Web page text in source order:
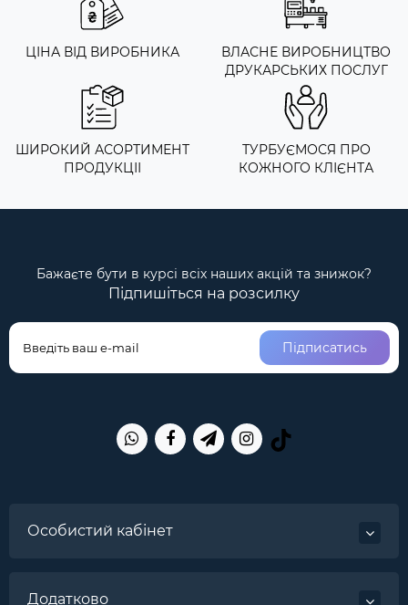
ЦІНА ВІД ВИРОБНИКА
ВЛАСНЕ ВИРОБНИЦТВО
ДРУКАРСЬКИХ ПОСЛУГ
ШИРОКИЙ АСОРТИМЕНТ
ПРОДУКЦІІ
ТУРБУЄМОСЯ ПРО
КОЖНОГО КЛІЄНТА
Бажаєте бути в курсі всіх наших акцій та знижок?
Підпишіться на розсилку
Підписатись
Особистий кабінет
Додатково